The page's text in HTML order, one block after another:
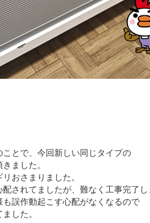
とで、今回新しい同じタイプの
ました。
おさまりました。
されてましたが、難なく工事完了し
誤作動起こす心配がなくなるので
した。